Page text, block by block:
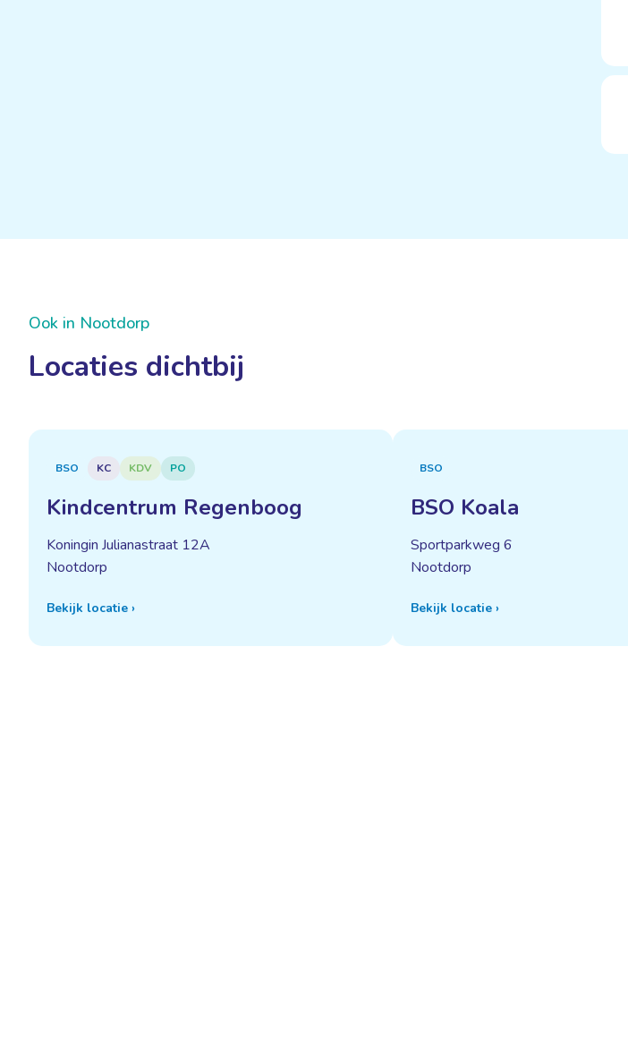
Ook in Nootdorp
Locaties dichtbij
BSO KC KDV PO
Kindcentrum Regenboog
Koningin Julianastraat 12A
Nootdorp
Bekijk locatie ›
BSO
BSO Koala
Sportparkweg 6
Nootdorp
Bekijk locatie ›